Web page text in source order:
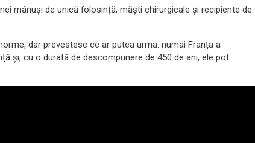
mânuși de unică folosință, măști chirurgicale și recipiente de
dar prevestesc ce ar putea urma: numai Franța a
și, cu o durată de descompunere de 450 de ani, ele pot